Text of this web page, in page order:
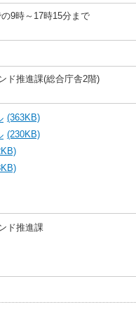
9時～17時15分まで
ド推進課(総合庁舎2階)
(363KB)
(230KB)
ド推進課